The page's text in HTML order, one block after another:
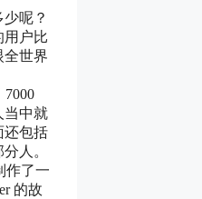
呢？
用户比
全世界
7000
当中就
还包括
人。
作了一
的故